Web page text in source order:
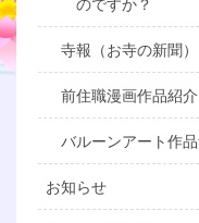
のですか？
寺報（お寺の新聞）
前住職漫画作品紹介
バルーンアート作
お知らせ